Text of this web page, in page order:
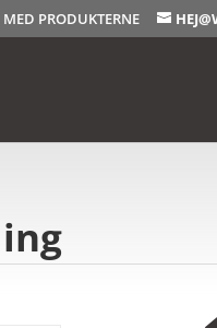
PRODUKTERNE